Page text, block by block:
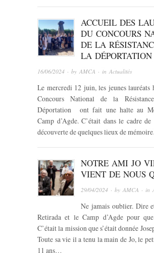
ACCUEIL DES
DU CONCOURS
DE LA
LA DÉPORTATION
16/06/2024 · by AMCA · in Actualités
Le mercredi 12 juin, les jeunes lauréats
Concours National de la
Déportation ont fait une halte au
Camp d’Agde. C’était dans le cadre
découverte de quelques lieux de
NOTRE AMI JO
VIENT DE NOUS
29/04/2024 · byAMCA · in
Ne jamais oublier. Dire
Retirada et le Camp d’Agde pour
C’était la mission que s’était donnée
Toute sa vie il a tenu la main de Jo, le
11 ans…